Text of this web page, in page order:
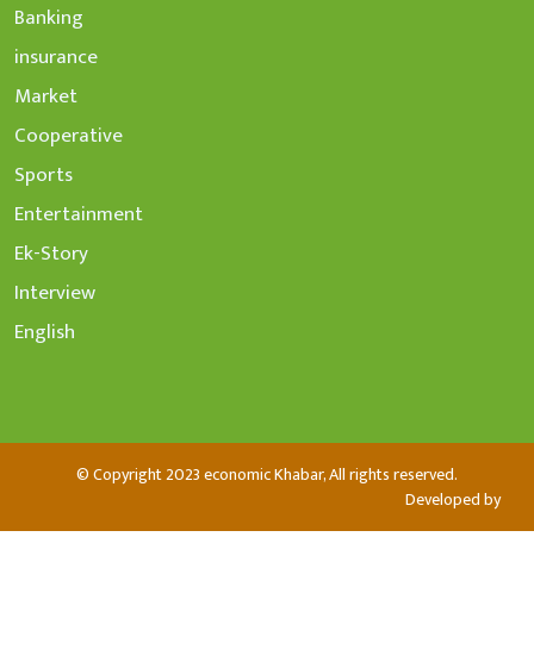
Banking
insurance
Market
Cooperative
Sports
Entertainment
Ek-Story
Interview
English
© Copyright 2023 economic Khabar, All rights reserved.
Developed by